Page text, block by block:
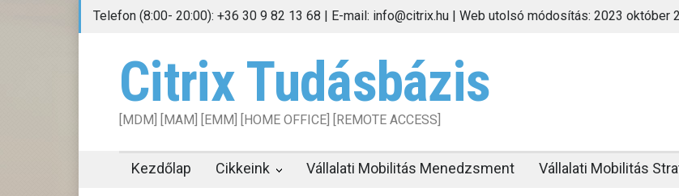
Telefon (8:00- 20:00): +36 30 9 82 13 68 | E-mail: info@citrix.hu | Web utolsó módosítás: 2023 október
Citrix Tudásbázis
[MDM] [MAM] [EMM] [HOME OFFICE] [REMOTE ACCESS]
Kezdőlap Cikkeink Vállalati Mobilitás Menedzsment Vállalati Mobilitás